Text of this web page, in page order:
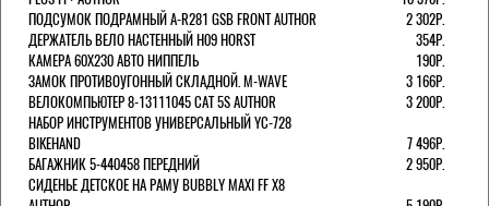
ПОДСУМОК ПОДРАМНЫЙ A-R281 GSB FRONT AUTHOR
2 302Р.
ДЕРЖАТЕЛЬ ВЕЛО НАСТЕННЫЙ H09 HORST
354Р.
КАМЕРА 60X230 АВТО НИППЕЛЬ
190Р.
ЗАМОК ПРОТИВОУГОННЫЙ СКЛАДНОЙ. M-WAVE
3 166Р.
ВЕЛОКОМПЬЮТЕР 8-13111045 CAT 5S AUTHOR
3 200Р.
НАБОР ИНСТРУМЕНТОВ УНИВЕРСАЛЬНЫЙ YC-728
BIKEHAND
7 496Р.
БАГАЖНИК 5-440458 ПЕРЕДНИЙ
2 950Р.
СИДЕНЬЕ ДЕТСКОЕ НА РАМУ BUBBLY MAXI FF X8